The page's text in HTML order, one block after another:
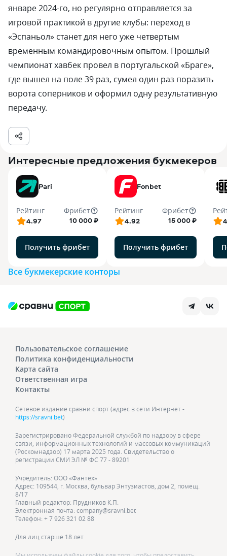
январе 2024-го, но регулярно отправляется за
игровой практикой в другие клубы: переход в
«Эспаньол» станет для него уже четвертым
временным командировочным опытом. Прошлый
чемпионат хавбек провел в португальской «Браге»,
где вышел на поле 39 раз, сумел один раз поразить
ворота соперников и оформил одну результативную
передачу.
Интересные предложения букмекеров
Pari
Рейтинг
4.97
Фрибет
10 000 ₽
Получить фрибет
Fonbet
Рейтинг
4.92
Фрибет
15 000 ₽
Получить фрибет
Все букмекерские конторы
Пользовательское соглашение
Политика конфиденциальности
Карта сайта
Ответственная игра
Контакты
Сетевое издание сравни спорт (адрес в сети Интернет -
https://sravni.bet)
Зарегистрировано Федеральной службой по надзору в сфере
связи, информационных технологий и массовых коммуникаций
(Роскомнадзор) 17 марта 2025 года. Свидетельство о
регистрации СМИ ЭЛ № ФС 77 - 89201
Учредитель: ООО «Фантех»
Адрес: 109544, г. Москва, бульвар Энтузиастов, дом 2, помещ.
8/17
Главный редактор: Прудников К.П.
Электронная почта: company@sravni.bet
Телефон: + 7 926 321 02 88
Для лиц старше 18 лет